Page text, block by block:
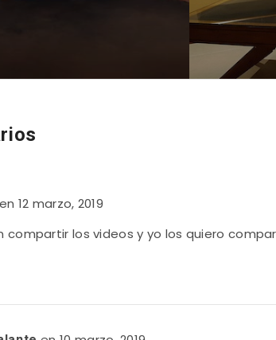
en 12 marzo, 2019
compartir los videos y yo los quiero